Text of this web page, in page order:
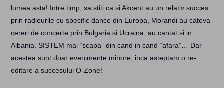
lumea asta! Intre timp, sa stiti ca si Akcent au un relativ succes
prin radiourile cu specific dance din Europa, Morandi au cateva
cereri de concerte prin Bulgaria si Ucraina, au cantat si in
Albania. SISTEM mai “scapa” din cand in cand “afara”… Dar
acestea sunt doar evenimente minore, inca asteptam o re-
editare a succesului O-Zone!